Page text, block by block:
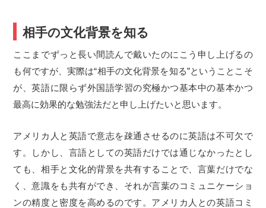
相手の文化背景を知る
ここまでずっと長い間読んで戴いたのにこう申し上げるの
も何ですが、実際は“相手の文化背景を知る”ということこそ
が、英語に限らず外国語学習の究極かつ基本中の基本かつ
最高に効果的な勉強法だと申し上げたいと思います。
アメリカ人と英語で意志を疎通させるのに英語は不可欠で
す。しかし、言語としての英語だけでは通じなかったとし
ても、相手と文化的背景を共有することで、言葉だけでな
く、意識をも共有ができ、それが言葉のコミュニケーショ
ンの精度と密度を高めるのです。アメリカ人との英語コミ